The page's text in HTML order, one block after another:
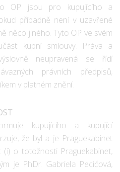
OP jsou pro kupujícího a
případně není v uzavřené
něco jiného. Tyto OP ve svém
kupní smlouvy. Práva a
neupravená se řídí
právních předpisů,
v platném znění.
kupujícího a kupující
že byl a je Praguekabinet
(i) o totožnosti Praguekabinet,
je PhDr. Gabriela Pecićová,